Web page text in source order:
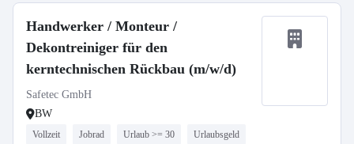
Handwerker / Monteur /
Dekontreiniger für den
kerntechnischen Rückbau (m/w/d)
Safetec GmbH
BW
Vollzeit Jobrad Urlaub >= 30 Urlaubsgeld